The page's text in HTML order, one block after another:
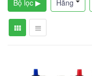
Bộ lọc ▶ Hãng